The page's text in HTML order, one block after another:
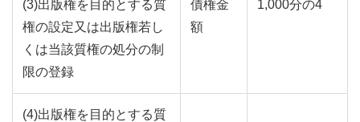
(3)出版権を目的とする質
権の設定又は出版権若し
くは当該質権の処分の制
限の登録
債権金
額
1,000分の4
(4)出版権を目的とする質